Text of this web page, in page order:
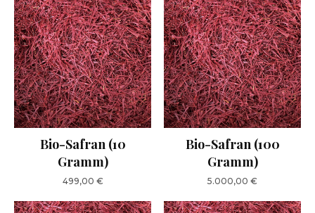
Bio-Safran (10
Gramm)
499,00 €
Bio-Safran (100
Gramm)
5.000,00 €